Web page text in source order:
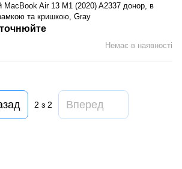
MacBook Air 13 M1 (2020) A2337 донор, в
та кришкою, Gray
Немає в наявності
2 з 2 Вперед